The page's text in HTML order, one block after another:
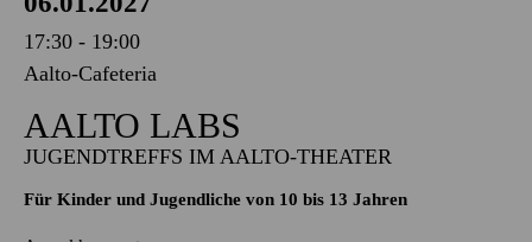
AALTO BALLETT ESSEN
Mittwoch
06.01.2027
17:30 - 19:00
Aalto-Cafeteria
AALTO LABS